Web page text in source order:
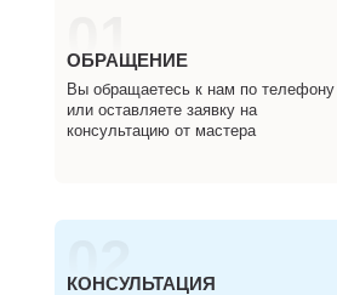
01
ОБРАЩЕНИЕ
Вы обращаетесь к нам по телефону
или оставляете заявку на
консультацию от мастера
02
КОНСУЛЬТАЦИЯ